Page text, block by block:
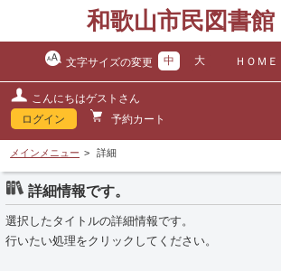
和歌山市民図書館
文字サイズの変更 中 大 ＨＯＭＥ
こんにちはゲストさん
ログイン
予約カート
メインメニュー 詳細
詳細情報です。
選択したタイトルの詳細情報です。
行いたい処理をクリックしてください。